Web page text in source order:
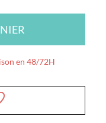
en 48/72H